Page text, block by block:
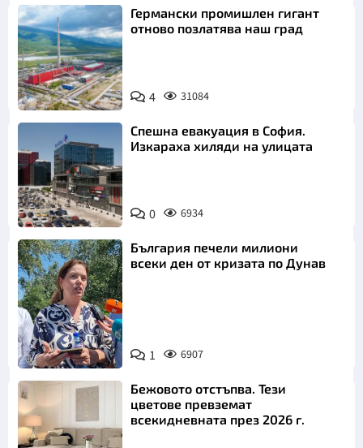
Германски промишлен гигант
отново позлатява наш град
4 31084
Спешна евакуация в София.
Изкараха хиляди на улицата
0 6934
Снимка: БТА
България печели милиони
всеки ден от кризата по Дунав
1 6907
Бежовото отстъпва. Тези
цветове превземат
всекидневната през 2026 г.